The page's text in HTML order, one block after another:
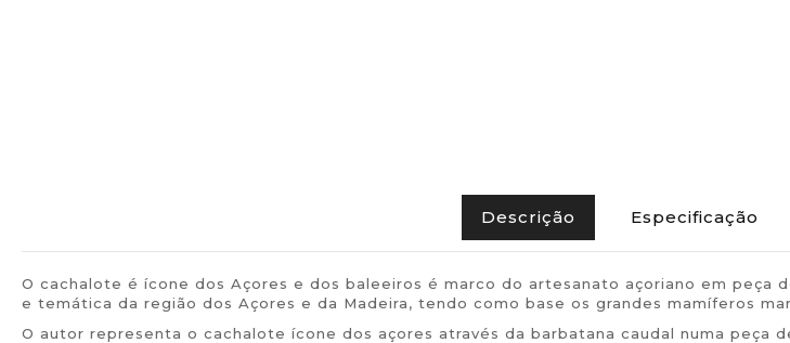
Descrição Especificação
O cachalote é ícone dos Açores e dos baleeiros é marco do artesanato açoriano em peça
e temática da região dos Açores e da Madeira, tendo como base os grandes mamíferos
O autor representa o cachalote ícone dos açores através da barbatana caudal numa peça